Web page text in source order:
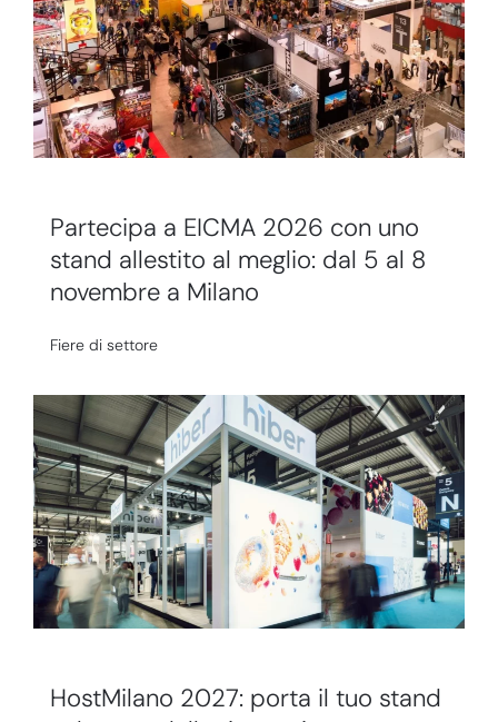
Partecipa a EICMA 2026 con uno
stand allestito al meglio: dal 5 al 8
novembre a Milano
Fiere di settore
HostMilano 2027: porta il tuo stand